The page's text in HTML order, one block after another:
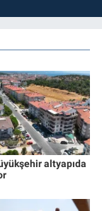
altyapıda